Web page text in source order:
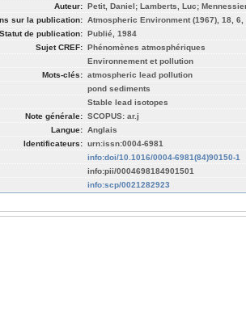
Auteur: Petit, Daniel; Lamberts, Luc;
sur la publication: Atmospheric Environment (1967), 18, 6,
Statut de publication: Publié, 1984
Sujet CREF: Phénomènes atmosphériques
Environnement et pollution
Mots-clés: atmospheric lead pollution
pond sediments
Stable lead isotopes
Note générale: SCOPUS: ar.j
Langue: Anglais
Identificateurs: urn:issn:0004-6981
info:doi/10.1016/0004-6981(84)90150-1
info:pii/0004698184901501
info:scp/0021282923